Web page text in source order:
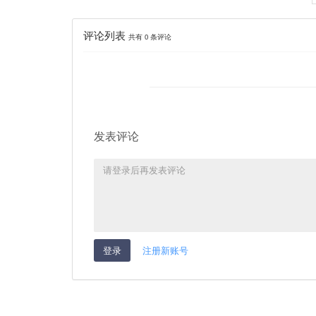
评论列表 共有 0 条评论
发表评论
登录 注册新账号